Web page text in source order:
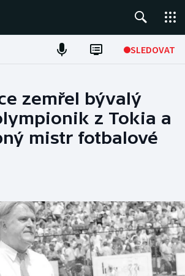
SLEDOVAT
zemřel bývalý
z Tokia a
mistr fotbalové